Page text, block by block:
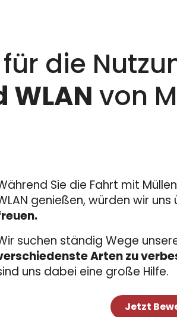
die
WLAN von
Sie die Fahrt mit
genießen, würden wir uns
suchen ständig Wege
Arten zu
uns dabei eine große Hilfe.
Jetzt